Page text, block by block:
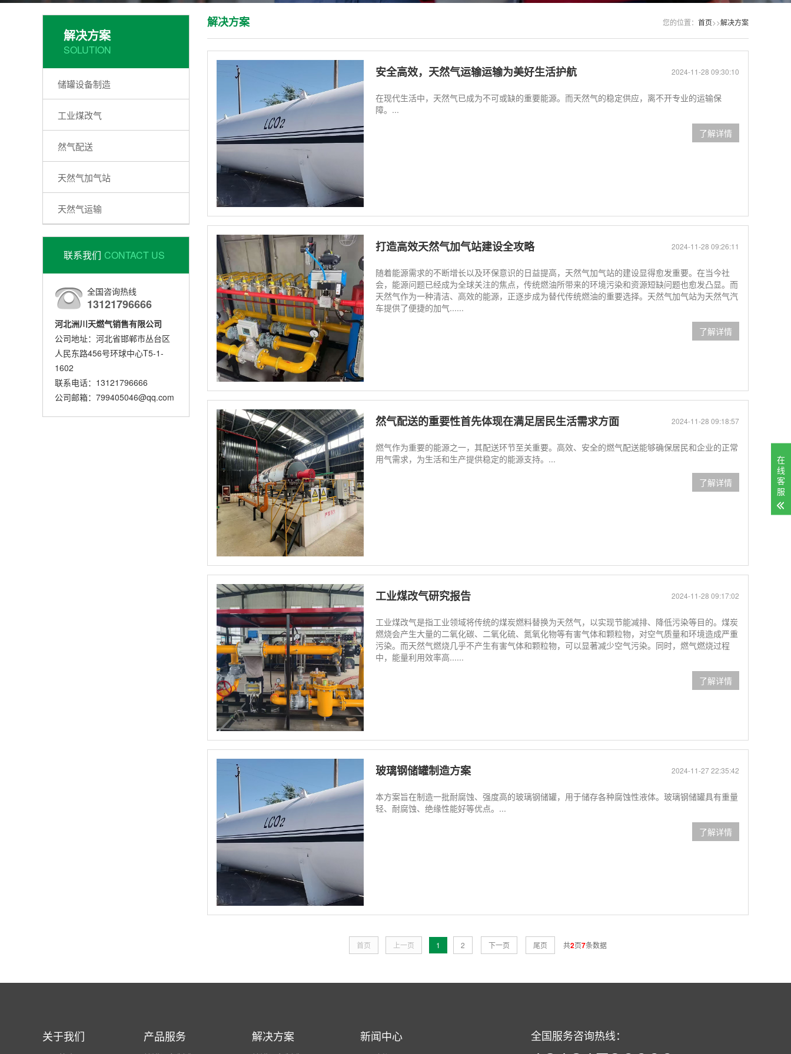
解决方案
SOLUTION
储罐设备制造
工业煤改气
然气配送
天然气加气站
天然气运输
联系我们 CONTACT US
全国咨询热线
13121796666
河北洲川天燃气销售有限公司
公司地址：河北省邯郸市丛台区
人民东路456号环球中心T5-1-
1602
联系电话：13121796666
公司邮箱：799405046@qq.com
您的位置： 首页>>解决方案
解决方案
2024-11-28 09:30:10
安全高效，天然气运输运输为美好生活护航
在现代生活中，天然气已成为不可或缺的重要能源。而天然气的稳定供应，离不开专业的运输保
障。...
了解详情
2024-11-28 09:26:11
打造高效天然气加气站建设全攻略
随着能源需求的不断增长以及环保意识的日益提高，天然气加气站的建设显得愈发重要。在当今社
会，能源问题已经成为全球关注的焦点，传统燃油所带来的环境污染和资源短缺问题也愈发凸显。而
天然气作为一种清洁、高效的能源，正逐步成为替代传统燃油的重要选择。天然气加气站为天然气汽
车提供了便捷的加气......
了解详情
2024-11-28 09:18:57
然气配送的重要性首先体现在满足居民生活需求方面
燃气作为重要的能源之一，其配送环节至关重要。高效、安全的燃气配送能够确保居民和企业的正常
用气需求，为生活和生产提供稳定的能源支持。...
了解详情
2024-11-28 09:17:02
工业煤改气研究报告
工业煤改气是指工业领域将传统的煤炭燃料替换为天然气，以实现节能减排、降低污染等目的。煤炭
燃烧会产生大量的二氧化碳、二氧化硫、氮氧化物等有害气体和颗粒物，对空气质量和环境造成严重
污染。而天然气燃烧几乎不产生有害气体和颗粒物，可以显著减少空气污染。同时，燃气燃烧过程
中，能量利用效率高......
了解详情
2024-11-27 22:35:42
玻璃钢储罐制造方案
本方案旨在制造一批耐腐蚀、强度高的玻璃钢储罐，用于储存各种腐蚀性液体。玻璃钢储罐具有重量
轻、耐腐蚀、绝缘性能好等优点。...
了解详情
首页 上一页 1 2 下一页 尾页 共2页7条数据
关于我们 产品服务 解决方案 新闻中心 全国服务咨询热线：
在
线
客
服